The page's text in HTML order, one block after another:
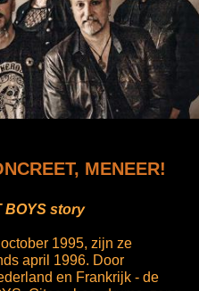
MENEER!
BOYS story
1995, zijn ze
april 1996. Door
en Frankrijk - de